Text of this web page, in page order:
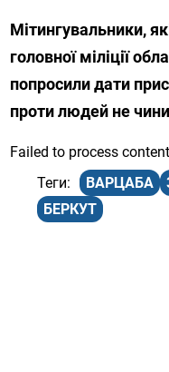
Мітингувальники,
головної міліції
попросили дати
проти людей не
Failed to process content
ВАРЦАБА
БЕРКУТ